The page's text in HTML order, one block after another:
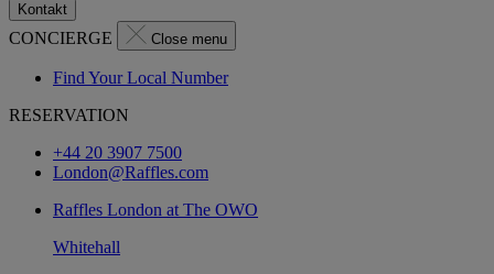
Kontakt
CONCIERGE Close menu
Find Your Local Number
RESERVATION
+44 20 3907 7500
London@Raffles.com
Raffles London at The OWO
Whitehall